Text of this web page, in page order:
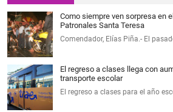
Como siempre ven sorpresa en
Patronales Santa Teresa
Comendador, Elías Piña.- El
El regreso a clases llega con
transporte escolar
El regreso a clases para el año